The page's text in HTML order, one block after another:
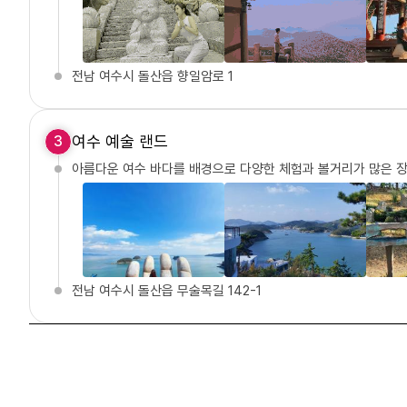
전남 여수시 돌산읍 향일암로 1
3 여수 예술 랜드
아름다운 여수 바다를 배경으로 다양한 체험과 볼거리가 많은
전남 여수시 돌산읍 무술목길 142-1